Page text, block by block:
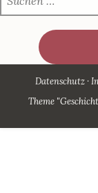
NACH:
Datenschutz
Theme